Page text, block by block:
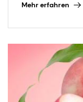
Mehr erfahren